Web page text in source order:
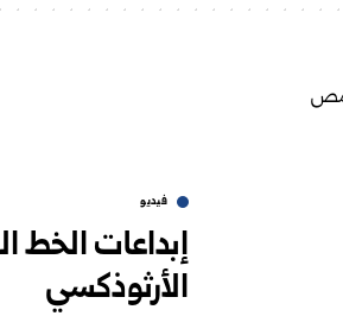
فيديو
إبداعات الخط
الأرثوذكسي